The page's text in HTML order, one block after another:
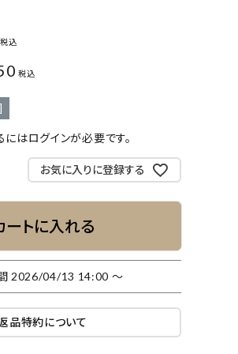
税込
税込
はログインが必要です。
お気に入りに登録する
ートに入れる
2026/04/13 14:00 〜
品特約について